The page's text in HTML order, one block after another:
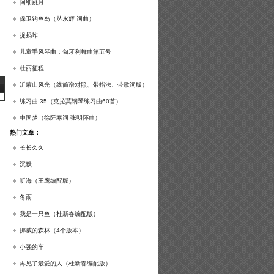
谱及练习提示）
阿细跳月
保卫钓鱼岛（丛永辉 词曲）
捉蚂蚱
儿童手风琴曲：匈牙利舞曲第五号
壮丽征程
沂蒙山风光（线简谱对照、带指法、带歌词版）
练习曲 35（克拉莫钢琴练习曲60首）
中国梦（徐阡寒词 张明怀曲）
热门文章：
长长久久
沉默
听海（王鹰编配版）
冬雨
我是一只鱼（杜新春编配版）
挪威的森林（4个版本）
小强的车
再见了最爱的人（杜新春编配版）